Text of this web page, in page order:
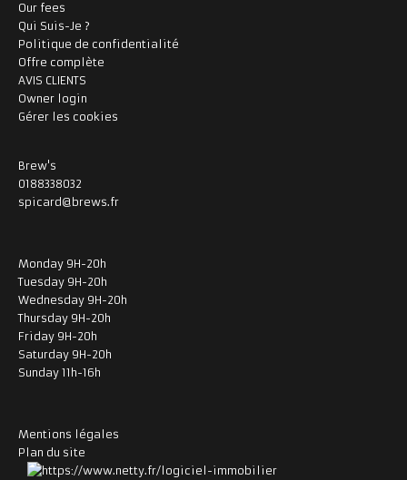
Our fees
Qui Suis-Je ?
Politique de confidentialité
Offre complète
AVIS CLIENTS
Owner login
Gérer les cookies
Brew's
0188338032
spicard@brews.fr
Monday 9H-20h
Tuesday 9H-20h
Wednesday 9H-20h
Thursday 9H-20h
Friday 9H-20h
Saturday 9H-20h
Sunday 11h-16h
Mentions légales
Plan du site